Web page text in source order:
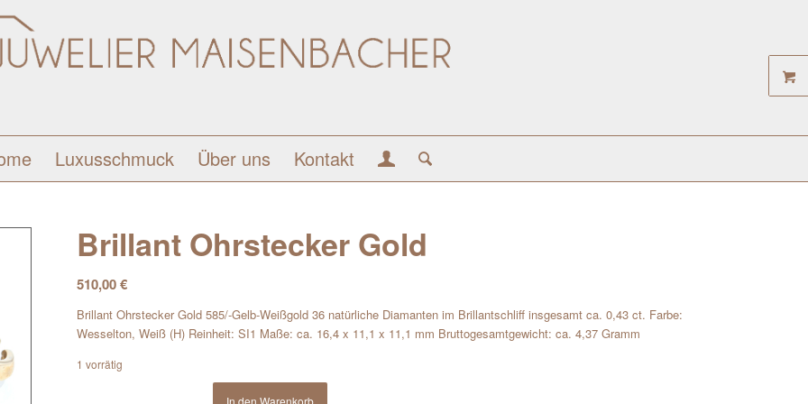
Luxusschmuck Über uns Kontakt
Brillant Ohrstecker Gold
510,00€
Brillant Ohrstecker Gold 585/-Gelb-Weißgold 36 natürliche Diamanten im Brillantschliff insgesamt ca. 0,43 ct. Farbe:
Wesselton, Weiß (H) Reinheit: SI1 Maße: ca. 16,4 x 11,1 x 11,1 mm Bruttogesamtgewicht: ca. 4,37 Gramm
1 vorrätig